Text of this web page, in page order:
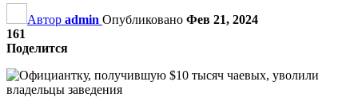
Автор admin Опубликовано Фев 21, 2024
161
Поделится